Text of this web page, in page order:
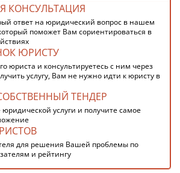
КОНСУЛЬТАЦИЯ
ответ на юридический вопрос в нашем
поможет Вам сориентироваться в
ЮРИСТУ
юриста и консультируетесь с ним через
услугу, Вам не нужно идти к юристу в
ТЕНДЕР
услуги и получите самое
для решения Вашей проблемы по
и рейтингу